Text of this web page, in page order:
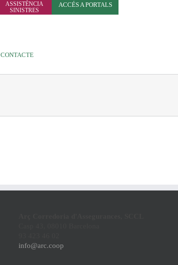
ASSISTÈNCIA
SINISTRES
ACCÉS A PORTALS
CONTACTE
info@arc.coop